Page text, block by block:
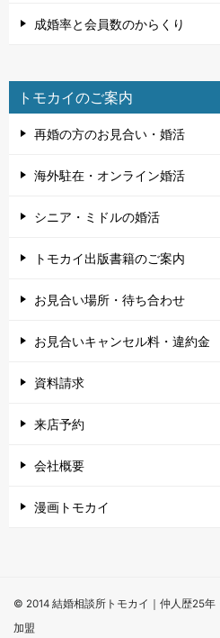
成婚率と会員数のからくり
トモカイのご案内
再婚の方のお見合い・婚活
海外駐在・オンライン婚活
シニア・ミドルの婚活
トモカイ出版書籍のご案内
お見合い場所・待ち合わせ
お見合いキャンセル料・違約金
資料請求
来店予約
会社概要
漫画トモカイ
© 2014 結婚相談所トモカイ｜仲人歴25年
加盟